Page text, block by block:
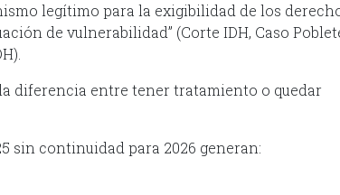
legítimo para la exigibilidad de los
de vulnerabilidad” (Corte IDH, Caso
diferencia entre tener tratamiento o quedar
sin continuidad para 2026 generan: